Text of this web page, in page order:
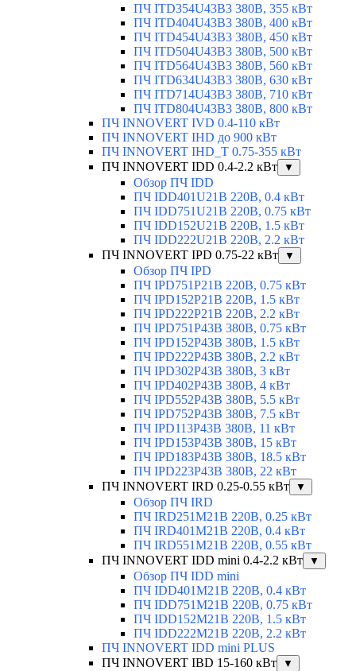
ПЧ ITD354U43B3 380В, 355 кВт
ПЧ ITD404U43B3 380В, 400 кВт
ПЧ ITD454U43B3 380В, 450 кВт
ПЧ ITD504U43B3 380В, 500 кВт
ПЧ ITD564U43B3 380В, 560 кВт
ПЧ ITD634U43B3 380В, 630 кВт
ПЧ ITD714U43B3 380В, 710 кВт
ПЧ ITD804U43B3 380В, 800 кВт
ПЧ INNOVERT IVD 0.4-110 кВт
ПЧ INNOVERT IHD до 900 кВт
ПЧ INNOVERT IHD_T 0.75-355 кВт
ПЧ INNOVERT IDD 0.4-2.2 кВт
▼
Обзор ПЧ IDD
ПЧ IDD401U21B 220В, 0.4 кВт
ПЧ IDD751U21B 220В, 0.75 кВт
ПЧ IDD152U21B 220В, 1.5 кВт
ПЧ IDD222U21B 220В, 2.2 кВт
ПЧ INNOVERT IPD 0.75-22 кВт
▼
Обзор ПЧ IPD
ПЧ IPD751P21B 220В, 0.75 кВт
ПЧ IPD152P21B 220В, 1.5 кВт
ПЧ IPD222P21B 220В, 2.2 кВт
ПЧ IPD751P43B 380В, 0.75 кВт
ПЧ IPD152P43B 380В, 1.5 кВт
ПЧ IPD222P43B 380В, 2.2 кВт
ПЧ IPD302P43B 380В, 3 кВт
ПЧ IPD402P43B 380В, 4 кВт
ПЧ IPD552P43B 380В, 5.5 кВт
ПЧ IPD752P43B 380В, 7.5 кВт
ПЧ IPD113P43B 380В, 11 кВт
ПЧ IPD153P43B 380В, 15 кВт
ПЧ IPD183P43B 380В, 18.5 кВт
ПЧ IPD223P43B 380В, 22 кВт
ПЧ INNOVERT IRD 0.25-0.55 кВт
▼
Обзор ПЧ IRD
ПЧ IRD251M21B 220В, 0.25 кВт
ПЧ IRD401M21B 220В, 0.4 кВт
ПЧ IRD551M21B 220В, 0.55 кВт
ПЧ INNOVERT IDD mini 0.4-2.2 кВт
▼
Обзор ПЧ IDD mini
ПЧ IDD401M21B 220В, 0.4 кВт
ПЧ IDD751M21B 220В, 0.75 кВт
ПЧ IDD152M21B 220В, 1.5 кВт
ПЧ IDD222M21B 220В, 2.2 кВт
ПЧ INNOVERT IDD mini PLUS
ПЧ INNOVERT IBD 15-160 кВт
▼